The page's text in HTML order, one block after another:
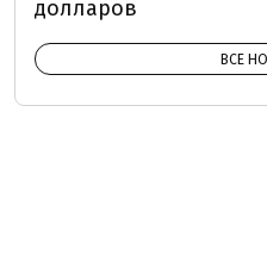
долларов
ВСЕ